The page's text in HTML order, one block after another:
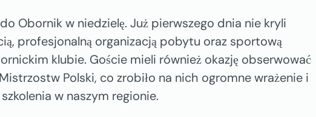
Obornik w niedzielę. Już pierwszego dnia nie kryli
profesjonalną organizacją pobytu oraz sportową
klubie. Goście mieli również okazję obserwować
Polski, co zrobiło na nich ogromne wrażenie i
w naszym regionie.